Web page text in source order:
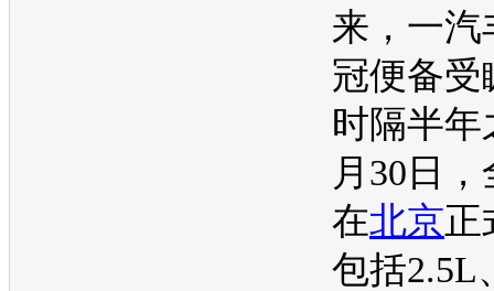
来， 一汽
冠便备受
时隔半年
月30日，
在北京正
包括2.5L